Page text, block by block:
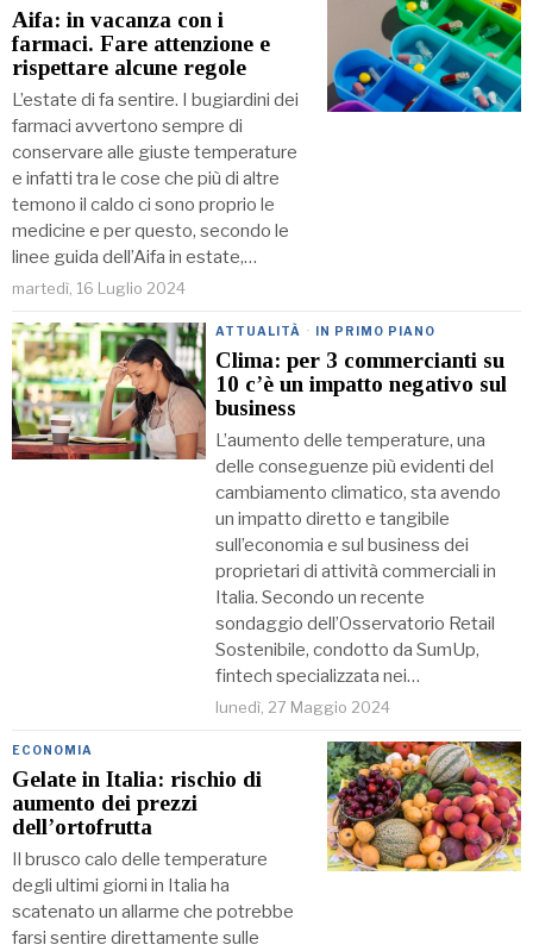
Aifa: in vacanza con i
farmaci. Fare attenzione e
rispettare alcune regole
L’estate di fa sentire. I bugiardini dei
farmaci avvertono sempre di
conservare alle giuste temperature
e infatti tra le cose che più di altre
temono il caldo ci sono proprio le
medicine e per questo, secondo le
linee guida dell’Aifa in estate,…
martedì, 16 Luglio 2024
ATTUALITÀ · IN PRIMO PIANO
Clima: per 3 commercianti su
10 c’è un impatto negativo sul
business
L’aumento delle temperature, una
delle conseguenze più evidenti del
cambiamento climatico, sta avendo
un impatto diretto e tangibile
sull’economia e sul business dei
proprietari di attività commerciali in
Italia. Secondo un recente
sondaggio dell’Osservatorio Retail
Sostenibile, condotto da SumUp,
fintech specializzata nei…
lunedì, 27 Maggio 2024
ECONOMIA
Gelate in Italia: rischio di
aumento dei prezzi
dell’ortofrutta
Il brusco calo delle temperature
degli ultimi giorni in Italia ha
scatenato un allarme che potrebbe
farsi sentire direttamente sulle